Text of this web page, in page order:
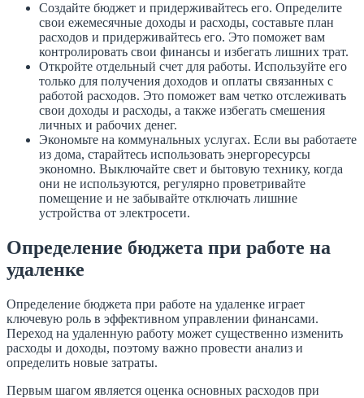
Создайте бюджет и придерживайтесь его. Определите
свои ежемесячные доходы и расходы, составьте план
расходов и придерживайтесь его. Это поможет вам
контролировать свои финансы и избегать лишних трат.
Откройте отдельный счет для работы. Используйте его
только для получения доходов и оплаты связанных с
работой расходов. Это поможет вам четко отслеживать
свои доходы и расходы, а также избегать смешения
личных и рабочих денег.
Экономьте на коммунальных услугах. Если вы работаете
из дома, старайтесь использовать энергоресурсы
экономно. Выключайте свет и бытовую технику, когда
они не используются, регулярно проветривайте
помещение и не забывайте отключать лишние
устройства от электросети.
Определение бюджета при работе на
удаленке
Определение бюджета при работе на удаленке играет
ключевую роль в эффективном управлении финансами.
Переход на удаленную работу может существенно изменить
расходы и доходы, поэтому важно провести анализ и
определить новые затраты.
Первым шагом является оценка основных расходов при